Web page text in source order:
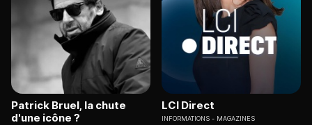
Patrick Bruel, la chute
d'une icône ?
LCI Direct
INFORMATIONS MAGAZINES